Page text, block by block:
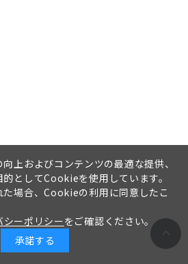
上およびコンテンツの最適な提供、
としてCookieを使用しています。
た場合、Cookieの利用に同意したこ
シーポリシーをご確認ください。
承諾する